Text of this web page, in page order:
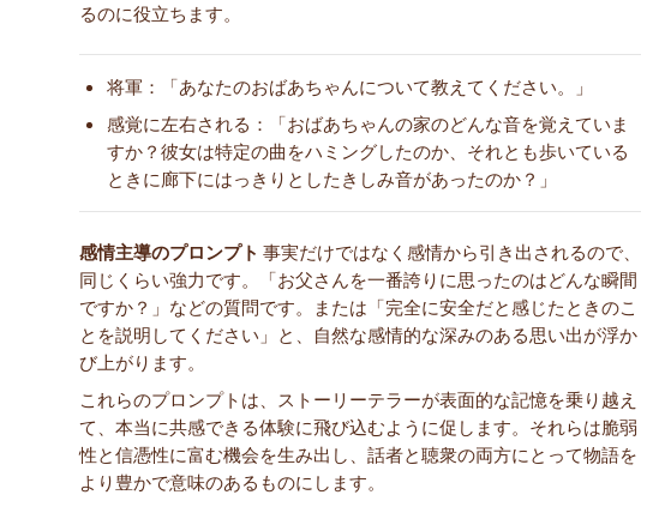
るのに役立ちます。
将軍：「あなたのおばあちゃんについて教えてください。」
感覚に左右される：「おばあちゃんの家のどんな音を覚えていま
すか？彼女は特定の曲をハミングしたのか、それとも歩いている
ときに廊下にはっきりとしたきしみ音があったのか？」
感情主導のプロンプト 事実だけではなく感情から引き出されるので、
同じくらい強力です。「お父さんを一番誇りに思ったのはどんな瞬間
ですか？」などの質問です。または「完全に安全だと感じたときのこ
とを説明してください」と、自然な感情的な深みのある思い出が浮か
び上がります。
これらのプロンプトは、ストーリーテラーが表面的な記憶を乗り越え
て、本当に共感できる体験に飛び込むように促します。それらは脆弱
性と信憑性に富む機会を生み出し、話者と聴衆の両方にとって物語を
より豊かで意味のあるものにします。